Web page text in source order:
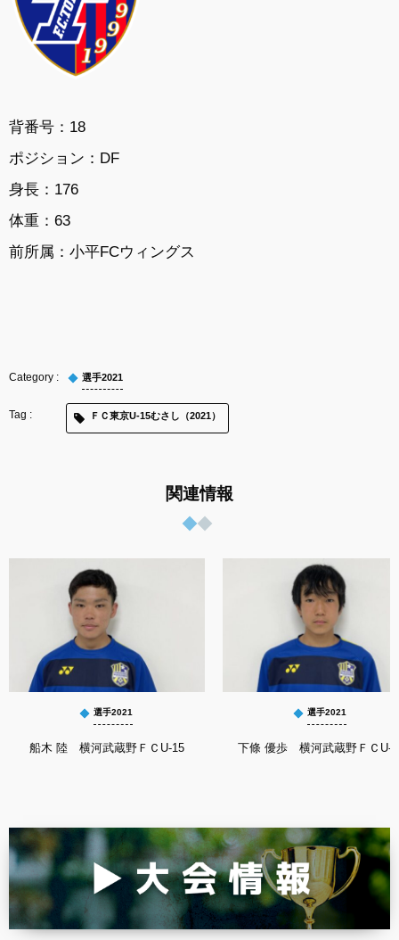
背番号：18
ポジション：DF
身長：176
体重：63
前所属：小平FCウィングス
選手2021
ＦＣ東京U-15むさし（2021）
関連情報
選手2021
船木 陸 横河武蔵野ＦＣU-15
選手2021
下條 優歩 横河武蔵野ＦＣU-